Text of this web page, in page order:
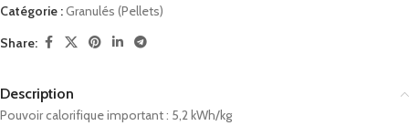
Catégorie :Granulés (Pellets)
Share:
Description
Pouvoir calorifique important : 5,2 kWh/kg